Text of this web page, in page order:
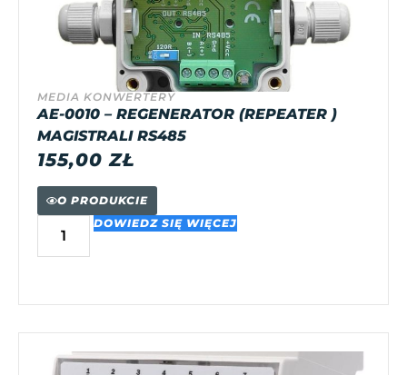
MEDIA KONWERTERY
AE-0010 – REGENERATOR (REPEATER )
MAGISTRALI RS485
155,00ZŁ
O PRODUKCIE
DOWIEDZ SIĘ WIĘCEJ